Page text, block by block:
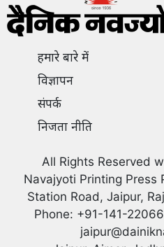
हमारे बारे में
विज्ञापन
संपर्क
निजता नीति
All Rights Reserved
Navajyoti Printing Press
Station Road, Jaipur,
Phone: +91-141-